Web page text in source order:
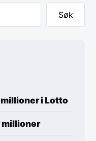
Søk
i Lotto
millioner